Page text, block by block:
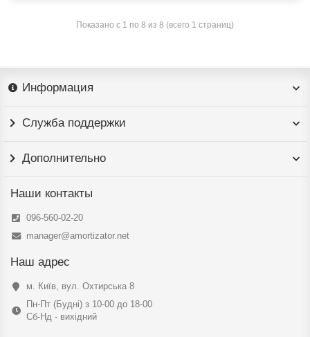
Показано с 1 по 8 из 8 (всего 1 страниц)
Информация
Служба поддержки
Дополнительно
Наши контакты
096-560-02-20
manager@amortizator.net
Наш адрес
м. Київ, вул. Охтирська 8
Пн-Пт (Будні) з 10-00 до 18-00
Сб-Нд - вихідний